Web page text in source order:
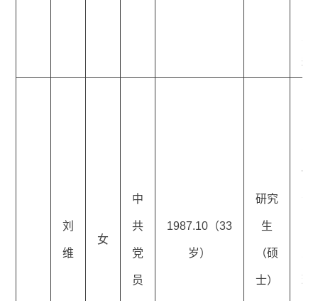
科
刘
维
女
中
共
党
员
1987.10（33
岁）
研究
生
（硕
士）
保